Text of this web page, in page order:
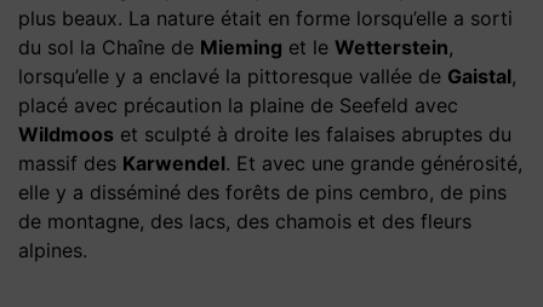
plus beaux. La nature était en forme lorsqu’elle a sorti
du sol la Chaîne de Mieming et le Wetterstein,
lorsqu’elle y a enclavé la pittoresque vallée de Gaistal,
placé avec précaution la plaine de Seefeld avec
Wildmoos et sculpté à droite les falaises abruptes du
massif des Karwendel. Et avec une grande générosité,
elle y a disséminé des forêts de pins cembro, de pins
de montagne, des lacs, des chamois et des fleurs
alpines.